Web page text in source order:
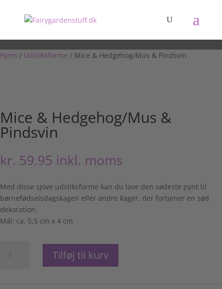
Hjem / Udstiksforme / Mice & Hedgehog/Mus & Pindsvin
Mice & Hedgehog/Mus &
Pindsvin
kr. 59.95 inkl. moms
Med disse sjove udstiksforme kan du lave den sødeste pynt til
børnefødselsdagskagen eller andre kager, der fortjener en sød
dekoration.
Mål: ca. 5,5 cm x 4 cm
Hedgehog/Mus
Tilføj til kurv